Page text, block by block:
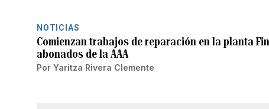
NOTICIAS
Comienzan trabajos de reparación en la planta
abonados de la AAA
Por Yaritza Rivera Clemente